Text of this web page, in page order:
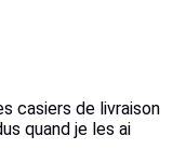
casiers de livraison
quand je les ai